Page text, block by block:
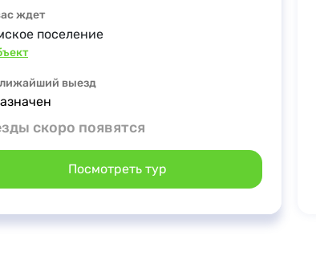
ждет
поселение
выезд
скоро появятся
Посмотреть тур